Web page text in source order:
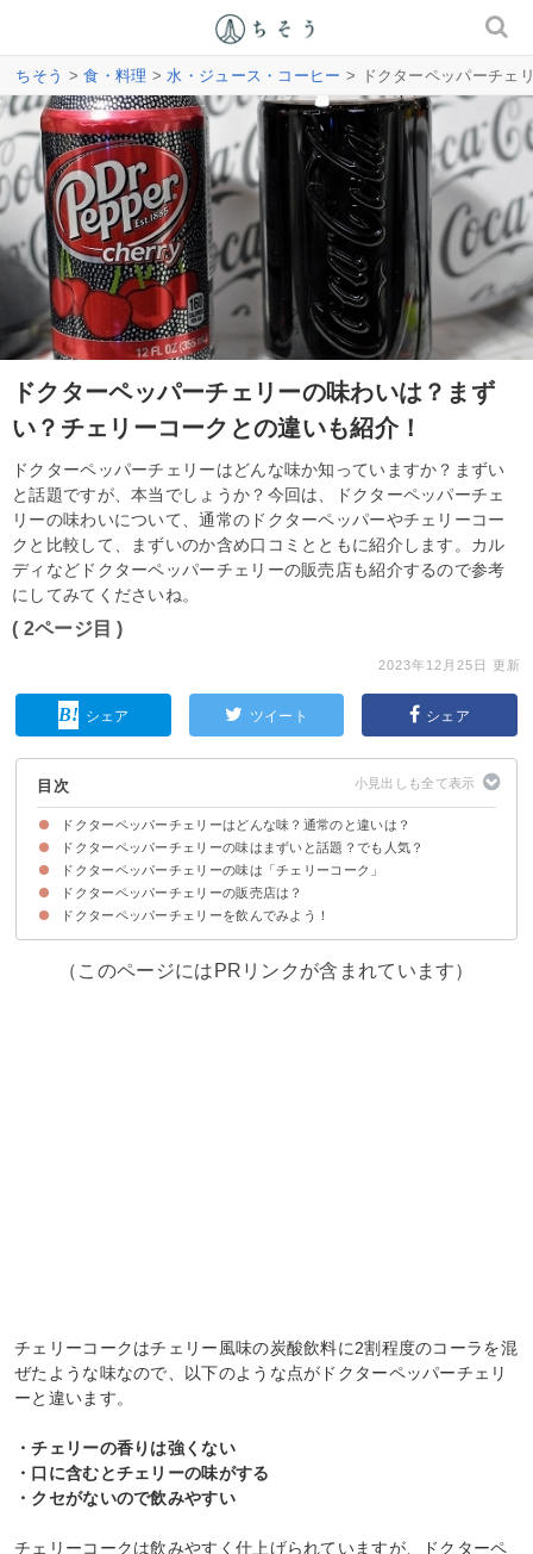
ちそう >食・料理 >水・ジュース・コーヒー > ドクターペッパーチェ
ドクターペッパーチェリーの味わいは？まず
い？チェリーコークとの違いも紹介！
ドクターペッパーチェリーはどんな味か知っていますか？まずい
と話題ですが、本当でしょうか？今回は、ドクターペッパーチェ
リーの味わいについて、通常のドクターペッパーやチェリーコー
クと比較して、まずいのか含め口コミとともに紹介します。カル
ディなどドクターペッパーチェリーの販売店も紹介するので参考
にしてみてくださいね。
( 2ページ目 )
2023年12月25日 更新
シェア ツイート シェア
目次
ドクターペッパーチェリーはどんな味？通常のと違いは？
ドクターペッパーチェリーは通常の味にチェリー風味を加えた味わい
ドクターペッパーチェリーの味はまずいと話題？でも人気？
ドクターペッパーチェリーの味がまずいと感じる人の口コミ
それでもドクターペッパーチェリーが一部で人気・美味しいと言われる秘密
ドクターペッパーチェリーの味は「チェリーコーク」
チェリーコークとドクターペッパーチェリーの味わいの違い
ドクターペッパーチェリーの販売店は？
ドクターペッパーチェリーを買うなら通販が手軽
ドクターペッパーチェリーを飲んでみよう！
（このページにはPRリンクが含まれています）
チェリーコークはチェリー風味の炭酸飲料に2割程度のコーラを混
ぜたような味なので、以下のような点がドクターペッパーチェリ
ーと違います。
・チェリーの香りは強くない
・口に含むとチェリーの味がする
・クセがないので飲みやすい
チェリーコークは飲みやすく仕上げられていますが、ドクターペ